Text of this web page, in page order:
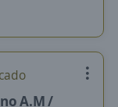
A.M /